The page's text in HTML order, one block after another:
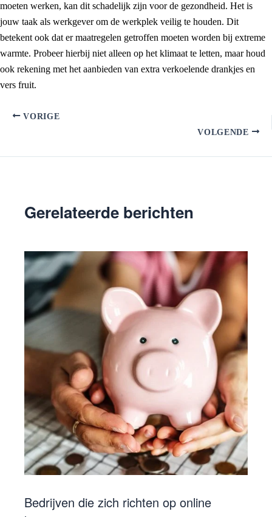
moeten werken, kan dit schadelijk zijn voor de gezondheid. Het is
jouw taak als werkgever om de werkplek veilig te houden. Dit
betekent ook dat er maatregelen getroffen moeten worden bij extreme
warmte. Probeer hierbij niet alleen op het klimaat te letten, maar houd
ook rekening met het aanbieden van extra verkoelende drankjes en
vers fruit.
VORIGE
VOLGENDE
Gerelateerde berichten
Bedrijven die zich richten op online